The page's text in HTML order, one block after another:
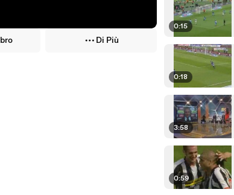
Di Più
0:15
0:18
3:58
0:59